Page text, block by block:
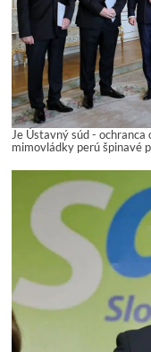
Je Ústavný súd -
mimovládky perú špinavé